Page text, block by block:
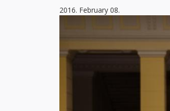
2016. February 08.